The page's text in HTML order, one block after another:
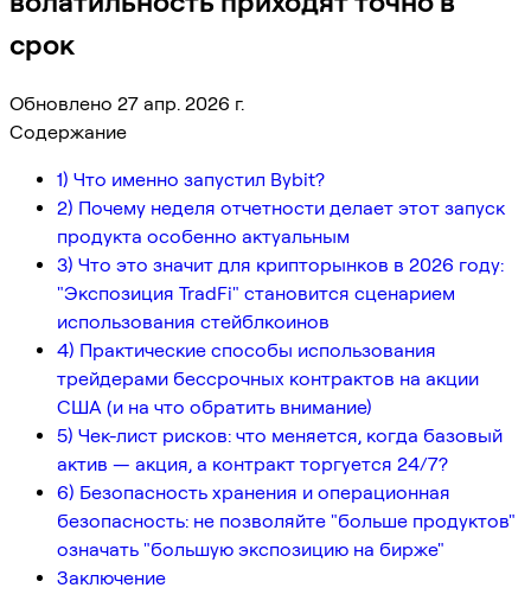
срок
Обновлено 27 апр. 2026 г.
Содержание
1) Что именно запустил Bybit?
2) Почему неделя отчетности делает этот запуск
продукта особенно актуальным
3) Что это значит для крипторынков в 2026 году:
"Экспозиция TradFi" становится сценарием
использования стейблкоинов
4) Практические способы использования
трейдерами бессрочных контрактов на акции
США (и на что обратить внимание)
5) Чек-лист рисков: что меняется, когда базовый
актив — акция, а контракт торгуется 24/7?
6) Безопасность хранения и операционная
безопасность: не позволяйте "больше продуктов"
означать "большую экспозицию на бирже"
Заключение